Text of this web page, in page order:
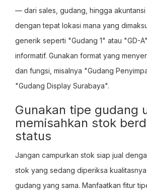
— dari sales, gudang, hingga
dengan tepat lokasi mana yang
generik seperti "Gudang 1" atau "GD-
informatif. Gunakan format yang
dan fungsi, misalnya "Gudang
"Gudang Display Surabaya".
Gunakan tipe gudang
memisahkan stok
status
Jangan campurkan stok siap jual
stok yang sedang diperiksa kualitasnya
gudang yang sama. Manfaatkan fitur